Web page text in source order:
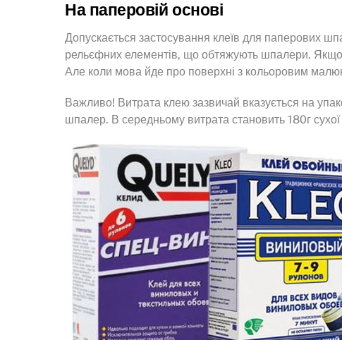
На паперовій основі
Допускається застосування клеїв для паперових
рельєфних елементів, що обтяжують шпалери.
Але коли мова йде про поверхні з кольоровим
Важливо! Витрата клею зазвичай вказується на
шпалер. В середньому витрата становить 180г